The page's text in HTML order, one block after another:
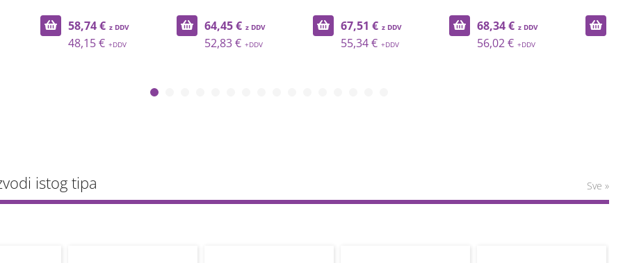
58,74 €
48,15 €
64,45 €
52,83 €
67,51 €
55,34 €
68,34 €
56,02 €
istog tipa Sve »